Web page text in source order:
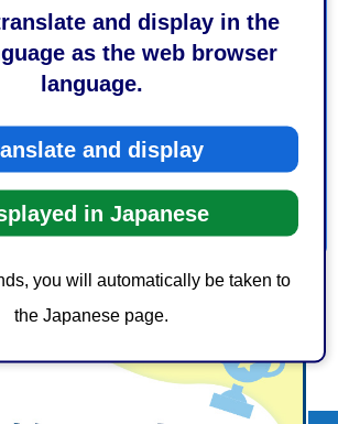
and display in the
as the web browser
language.
and display
in Japanese
you will automatically be taken to
the Japanese page.
2：ふつう
かった
は見つけやすかったですか？
かった